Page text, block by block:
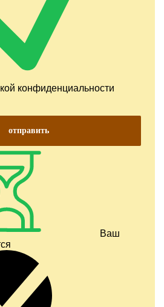
конфиденциальности
отправить
Ваш